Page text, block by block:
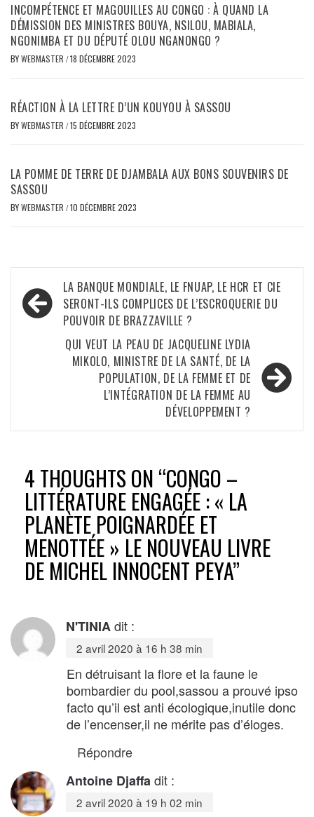
INCOMPÉTENCE ET MAGOUILLES AU CONGO : À QUAND LA
DÉMISSION DES MINISTRES BOUYA, NSILOU, MABIALA,
NGONIMBA ET DU DÉPUTÉ OLOU NGANONGO ?
BYWEBMASTER /18 DÉCEMBRE 2023
RÉACTION À LA LETTRE D’UN KOUYOU À SASSOU
BYWEBMASTER /15 DÉCEMBRE 2023
LA POMME DE TERRE DE DJAMBALA AUX BONS SOUVENIRS DE
SASSOU
BYWEBMASTER /10 DÉCEMBRE 2023
Navigation
de
l’article
LA BANQUE MONDIALE, LE FNUAP, LE HCR ET CIE
SERONT-ILS COMPLICES DE L’ESCROQUERIE DU
POUVOIR DE BRAZZAVILLE ?
QUI VEUT LA PEAU DE JACQUELINE LYDIA
MIKOLO, MINISTRE DE LA SANTÉ, DE LA
POPULATION, DE LA FEMME ET DE
L’INTÉGRATION DE LA FEMME AU
DÉVELOPPEMENT ?
4 THOUGHTS ON “CONGO –
LITTÉRATURE ENGAGÉE : « LA
PLANÈTE POIGNARDÉE ET
MENOTTÉE » LE NOUVEAU LIVRE
DE MICHEL INNOCENT PEYA”
N'TINIAdit :
2 avril 2020 à 16 h 38 min
En détruisant la flore et la faune le
bombardier du pool,sassou a prouvé ipso
facto qu’il est anti écologique,inutile donc
de l’encenser,il ne mérite pas d’éloges.
Répondre
Antoine Djaffadit :
2 avril 2020 à 19 h 02 min